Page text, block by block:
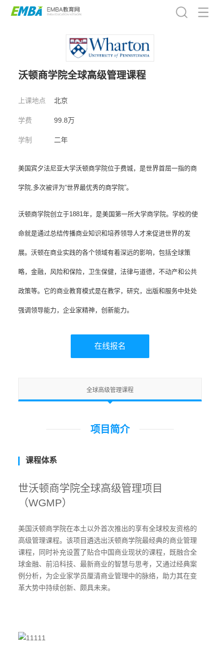
沃顿商学院全球高级管理课程
上课地点 北京
学费 99.8万
学制 二年
美国宾夕法尼亚大学沃顿商学院位于费城，是世界首屈一指的商
学院,多次被评为“世界最优秀的商学院”。
沃顿商学院创立于1881年，是美国第一所大学商学院。学校的使
命就是通过总结传播商业知识和培养领导人才来促进世界的发
展。沃顿在商业实践的各个领域有着深远的影响，包括全球策
略，金融，风险和保险，卫生保健，法律与道德，不动产和公共
政策等。它的商业教育模式是在教学，研究，出版和服务中处处
强调领导能力，企业家精神，创新能力。
在线报名
全球高级管理课程
项目简介
课程体系
世沃顿商学院全球高级管理项目
（WGMP）
美国沃顿商学院在本土以外首次推出的享有全球校友资格的
高级管理课程。该项目遴选出沃顿商学院最经典的商业管理
课程，同时补充设置了贴合中国商业现状的课程，既融合全
球金融、前沿科技、最新商业的智慧与思考，又通过经典案
例分析，为企业家学员厘清商业管理中的脉络，助力其在变
革大势中持续创新、颇具未来。